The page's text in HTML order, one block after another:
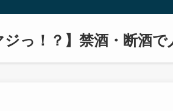
ジっ！？】禁酒・断酒で